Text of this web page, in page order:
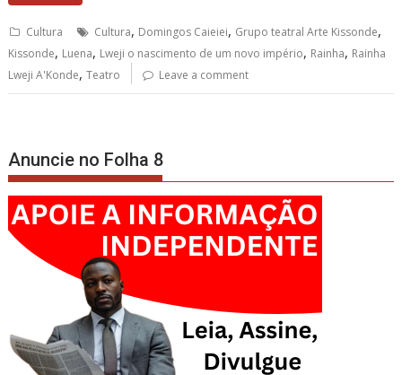
Cultura Cultura, Domingos Caieiei, Grupo teatral Arte Kissonde,
Kissonde, Luena, Lweji o nascimento de um novo império, Rainha, Rainha
Lweji A'Konde,Teatro Leave a comment
Anuncie no Folha 8